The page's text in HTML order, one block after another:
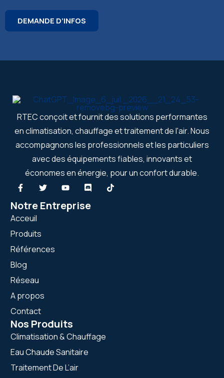
DEMANDE D’INFOS
RTEC conçoit et fournit des solutions performantes
en climatisation, chauffage et traitement de l'air. Nous
accompagnons les professionnels et les particuliers
avec des équipements fiables, innovants et
économes en énergie, pour un confort durable.
Notre Entreprise
Acceuil
Produits
Références
Blog
Réseau
A propos
Contact
Nos Produits
Climatisation & Chauffage
Eau Chaude Sanitaire
Traitement De L’air